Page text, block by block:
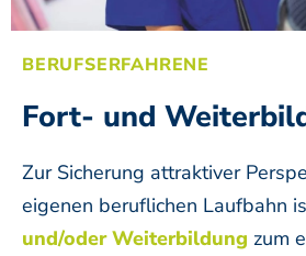
BERUFSERFAHRENE
Fort- und
Zur Sicherung attraktiver
eigenen beruflichen Laufbahn
und/oder Weiterbildung zum